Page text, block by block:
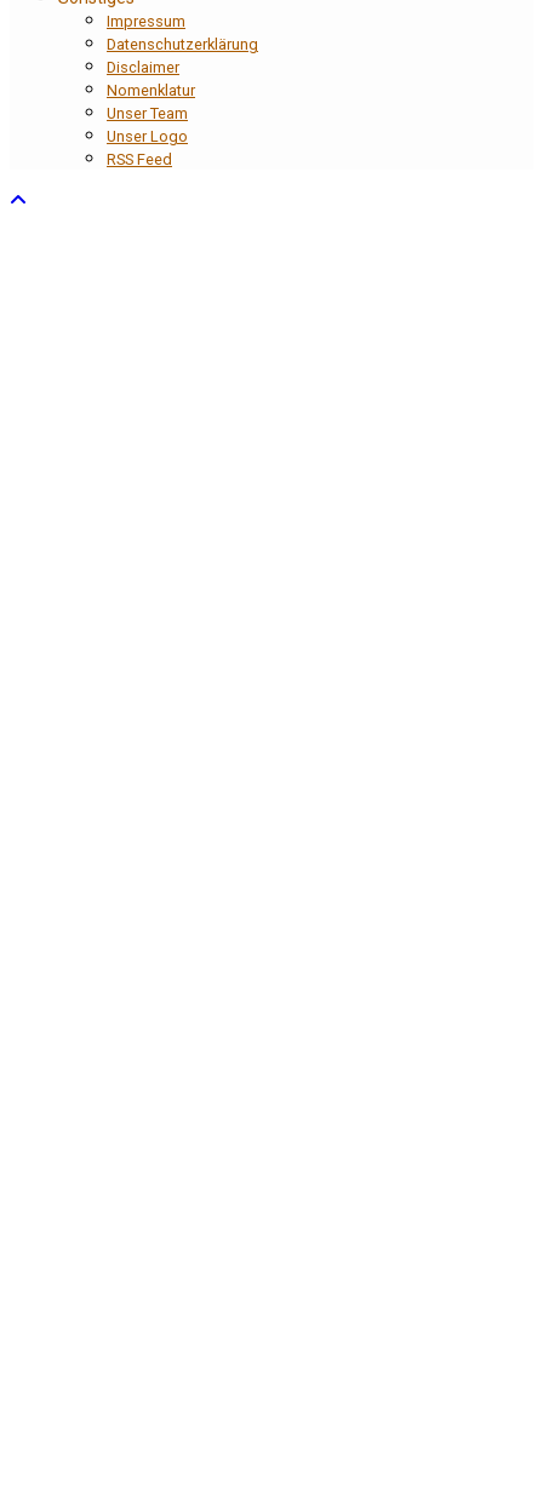
Impressum
Datenschutzerklärung
Disclaimer
Nomenklatur
Unser Team
Unser Logo
RSS Feed